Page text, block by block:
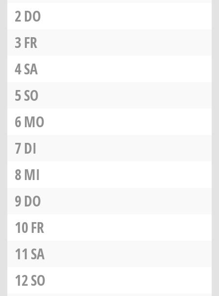
2DO
3FR
4SA
5SO
6MO
7DI
8MI
9DO
10FR
11 SA
12SO